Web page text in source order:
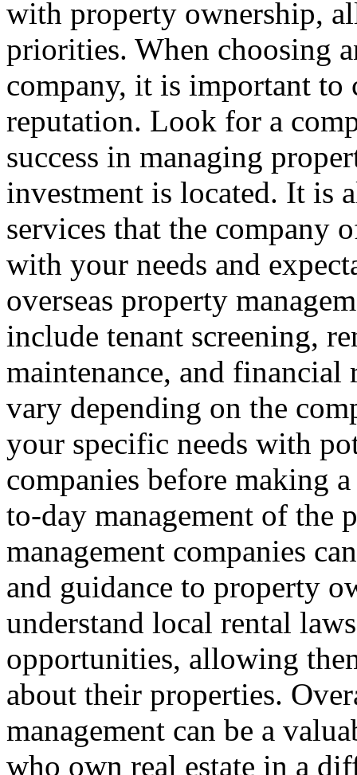
with property ownership,
priorities. When choosing
company, it is important to
reputation. Look for a
success in managing
investment is located. It is
services that the company
with your needs and
overseas property
include tenant screening,
maintenance, and financial
vary depending on the
your specific needs with
companies before making
to-day management of the
management companies
and guidance to property
understand local rental
opportunities, allowing
about their properties.
management can be a
who own real estate in a